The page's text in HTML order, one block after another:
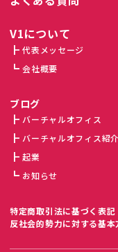
V1について
代表メッセージ
会社概要
ブログ
バーチャルオフィス
バーチャルオフィス紹介
起業
お知らせ
特定商取引法に基づく表記
反社会的勢力に対する基本